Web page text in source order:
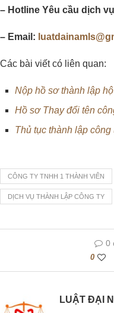
– Hotline Yêu cầu dịch
– Email:
Các bài viết có liên quan:
Nộp hồ sơ thành lập
Hồ sơ Thay đổi tên
Thủ tục thành lập
CÔNG TY TNHH 1 THÀNH VIÊN
DỊCH VỤ THÀNH LẬP CÔNG TY
0
0
LUẬT ĐẠI